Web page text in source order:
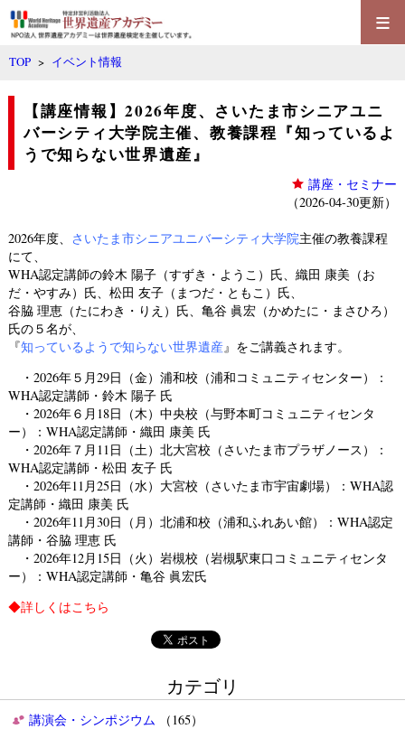
≡
TOP > イベント情報
【講座情報】2026年度、さいたま市シニアユニ
バーシティ大学院主催、教養課程『知っているよ
うで知らない世界遺産』
講座・セミナー
（2026-04-30更新）
2026年度、 さいたま市シニアユニバーシティ大学院主催の教養課程
にて、
WHA認定講師の鈴木 陽子（すずき・ようこ）氏、織田 康美（お
だ・やすみ）氏、松田 友子（まつだ・ともこ）氏、
谷脇 理恵（たにわき・りえ）氏、亀谷 眞宏（かめたに・まさひろ）
氏の５名が、
『知っているようで知らない世界遺産』をご講義されます。
・2026年５月29日（金）浦和校（浦和コミュニティセンター）：
WHA認定講師・鈴木 陽子 氏
・2026年６月18日（木）中央校（与野本町コミュニティセンタ
ー）：WHA認定講師・織田 康美 氏
・2026年７月11日（土）北大宮校（さいたま市プラザノース ）：
WHA認定講師・松田 友子 氏
・2026年11月25日（水）大宮校（さいたま市宇宙劇場）：WHA認
定講師・織田 康美 氏
・2026年11月30日（月）北浦和校（浦和ふれあい館）：WHA認定
講師・谷脇 理恵 氏
・2026年12月15日（火）岩槻校（岩槻駅東口コミュニティセンタ
ー）：WHA認定講師・亀谷 眞宏氏
◆詳しくはこちら
カテゴリ
講演会・シンポジウム （165）